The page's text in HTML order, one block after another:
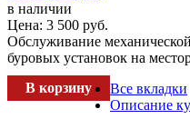
в наличии
Цена: 3 500 руб.
Обслуживание
буровых установок на
В корзину
Все вкладки
Описание